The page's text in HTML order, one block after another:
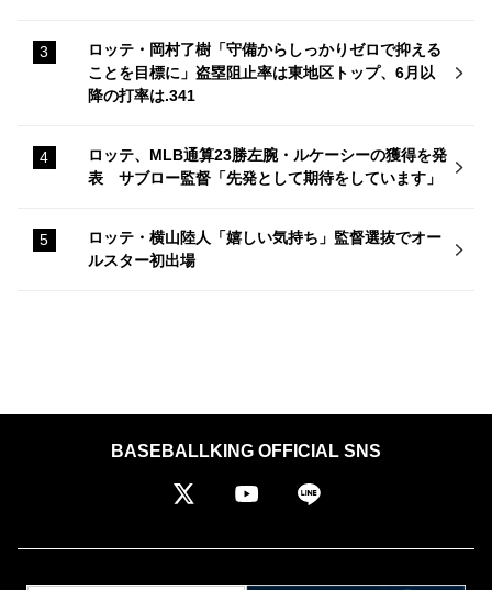
ロッテ・岡村了樹「守備からしっかりゼロで抑える
ことを目標に」盗塁阻止率は東地区トップ、6月以
降の打率は.341
ロッテ、MLB通算23勝左腕・ルケーシーの獲得を発
表 サブロー監督「先発として期待をしています」
ロッテ・横山陸人「嬉しい気持ち」監督選抜でオー
ルスター初出場
BASEBALLKING OFFICIAL SNS